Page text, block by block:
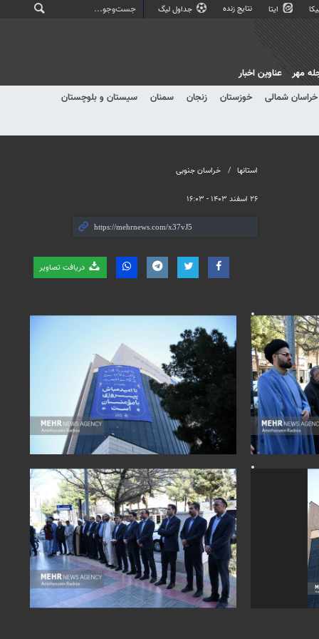
ایتا نتایج زنده جداول لیگ
خراسان شمالی خوزستان زنجان سمنان
سیستان و بلوچستان
مهر عناوین اخبار
استانها خراسان جنوبی
۲۶ اسفند ۱۴۰۳ - ۱۶:۰۳
دریافت تصاویر